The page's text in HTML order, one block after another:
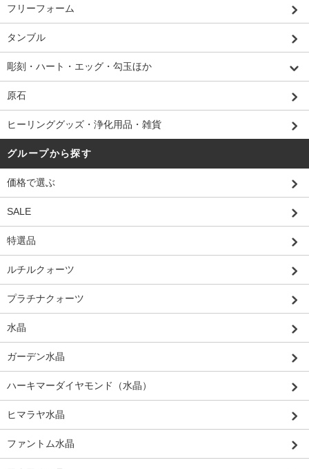
フリーフォーム
タンブル
彫刻・ハート・エッグ・勾玉ほか
原石
ヒーリンググッズ・浄化用品・雑貨
グループから探す
価格で選ぶ
SALE
特選品
ルチルクォーツ
プラチナクォーツ
水晶
ガーデン水晶
ハーキマーダイヤモンド（水晶）
ヒマラヤ水晶
ファントム水晶